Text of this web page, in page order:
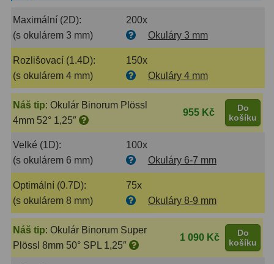
Meteostanice52
Pokročilé
Profesionální9
Čidla2
Teploměry a vlhkoměry
Foto stativy10
Ostatní179
Literatura11
Maximální (2D):
200x
(s okulárem 3 mm)
Okuláry 3 mm
Rozlišovací (1.4D):
150x
(s okulárem 4 mm)
Okuláry 4 mm
Náš tip: Okulár Binorum Plössl
4mm 52° 1,25″
955 Kč
Do
košíku
Velké (1D):
100x
(s okulárem 6 mm)
Okuláry 6-7 mm
Optimální (0.7D):
75x
(s okulárem 8 mm)
Okuláry 8-9 mm
Náš tip: Okulár Binorum Super
Plössl 8mm 50° SPL 1,25″
1 090 Kč
Do
košíku